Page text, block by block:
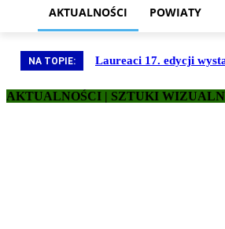
AKTUALNOŚCI POWIATY
NA TOPIE: Laureaci 17. edycji
AKTUALNOŚCI | SZTUKI